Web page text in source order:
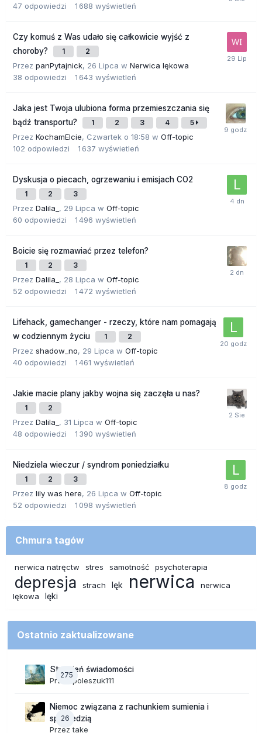
47 odpowiedzi 1 688 wyświetleń
Czy komuś z Was udało się całkowicie wyjść z
choroby?
1 2
Przez panPytajnick, 26 Lipca w Nerwica lękowa
38 odpowiedzi 1 643 wyświetleń
Jaka jest Twoja ulubiona forma przemieszczania się
bądź transportu?
1 2 3 4 5
Przez KochamElcie, Czwartek o 18:58 w Off-topic
102 odpowiedzi 1 637 wyświetleń
Dyskusja o piecach, ogrzewaniu i emisjach CO2
1 2 3
Przez Dalila_ , 29 Lipca w Off-topic
60 odpowiedzi 1 496 wyświetleń
Boicie się rozmawiać przez telefon?
1 2 3
Przez Dalila_ , 28 Lipca w Off-topic
52 odpowiedzi 1 472 wyświetleń
Lifehack, gamechanger - rzeczy, które nam pomagają
w codziennym życiu
1 2
Przez shadow_no, 29 Lipca w Off-topic
40 odpowiedzi 1 461 wyświetleń
Jakie macie plany jakby wojna się zaczęła u nas?
1 2
Przez Dalila_ , 31 Lipca w Off-topic
48 odpowiedzi 1 390 wyświetleń
Niedziela wieczur / syndrom poniedziałku
1 2 3
Przez lily was here, 26 Lipca w Off-topic
52 odpowiedzi 1 098 wyświetleń
Chmura tagów
nerwica natręctw stres samotność psychoterapia
depresja strach lęk nerwica
nerwica
lękowa
lęki
Ostatnio zaktualizowane
275
Strumień świadomości
Przezpoleszuk111
26
Niemoc związana z rachunkiem sumienia i
spowiedzią
Przeztake